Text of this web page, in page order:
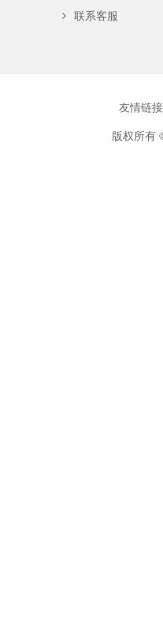
联系客服
友情链
版权所有